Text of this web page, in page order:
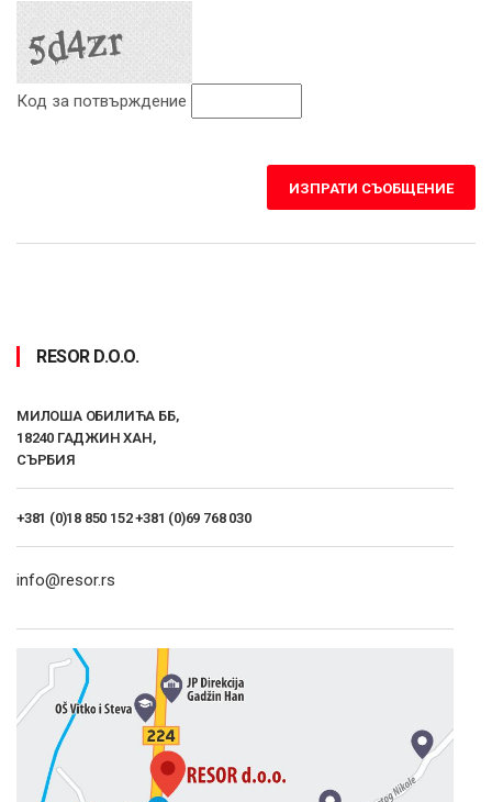
RESOR D.O.O.
МИЛОША ОБИЛИЋА ББ,
18240 ГАДЖИН ХАН,
СЪРБИЯ
+381 (0)18 850 152+381 (0)69 768 030
info@resor.rs
Код за потвърждение
ИЗПРАТИ СЪОБЩЕНИЕ